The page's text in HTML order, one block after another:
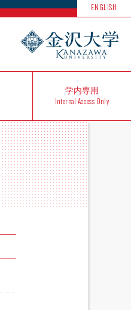
ENGLISH
学内専用
Internal Access Only